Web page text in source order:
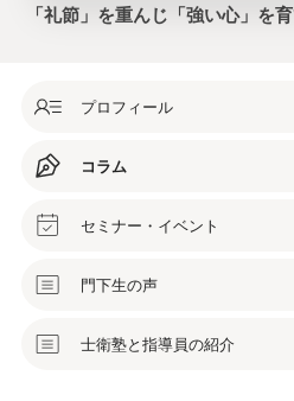
「礼節」を重んじ「強い心」を
プロフィール
コラム
セミナー・イベント
門下生の声
士衛塾と指導員の紹介